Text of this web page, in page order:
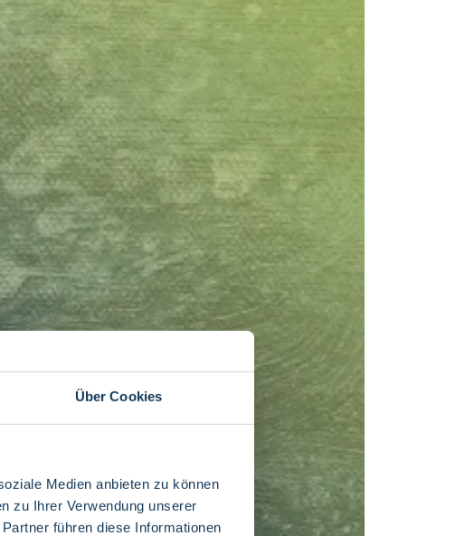
Über Cookies
Medien anbieten zu können
zu Ihrer Verwendung unserer
führen diese Informationen